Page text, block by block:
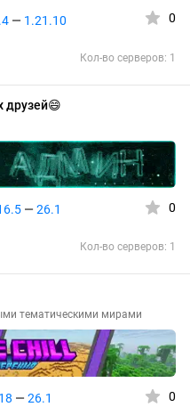
— 1.21.10 0
Кол-во серверов: 1
друзей😄
— 26.1 0
Кол-во серверов: 1
тематическими мирами
— 26.1 0